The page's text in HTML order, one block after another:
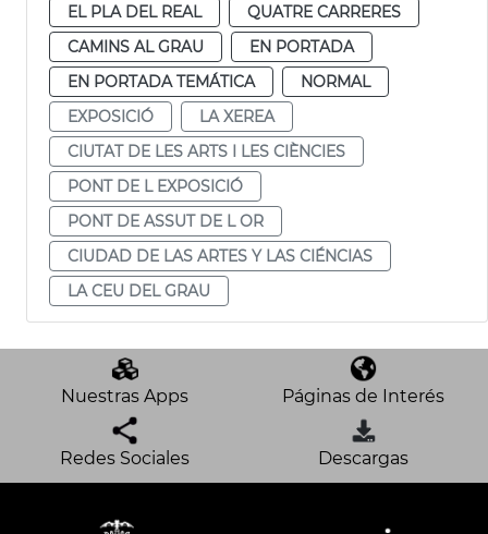
EL PLA DEL REAL
QUATRE CARRERES
CAMINS AL GRAU
EN PORTADA
EN PORTADA TEMÁTICA
NORMAL
EXPOSICIÓ
LA XEREA
CIUTAT DE LES ARTS I LES CIÈNCIES
PONT DE L EXPOSICIÓ
PONT DE ASSUT DE L OR
CIUDAD DE LAS ARTES Y LAS CIÉNCIAS
LA CEU DEL GRAU
Nuestras Apps Páginas de Interés
Redes Sociales Descargas